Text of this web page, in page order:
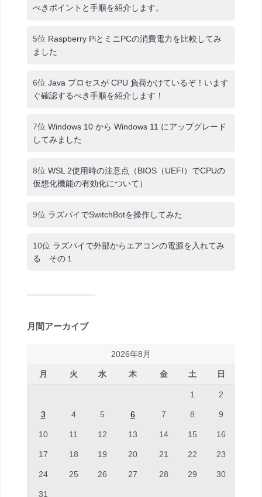
べきポイントと手順を紹介します。
5位 Raspberry PiとミニPCの消費電力を比較してみ
ました
6位 Java プロセスが CPU 負荷かけているぞ！います
ぐ確認するべき手順を紹介します！
7位 Windows 10 から Windows 11 にアップグレード
してみました
8位 WSL 2使用時の注意点（BIOS（UEFI）でCPUの
仮想化機能の有効化について）
9位 ラズパイでSwitchBotを操作してみた
10位 ラズパイで外部からエアコンの電源を入れてみ
る その１
月間アーカイブ
2026年8月
月 火 水 木 金 土 日
1 2
3 4 5 6 7 8 9
10 11 12 13 14 15 16
17 18 19 20 21 22 23
24 25 26 27 28 29 30
31